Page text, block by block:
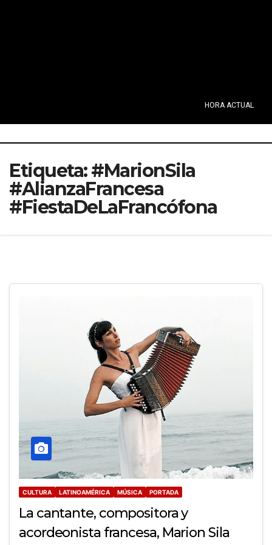
HORA ACTUAL
Etiqueta:#MarionSila
#AlianzaFrancesa
#FiestaDeLaFrancófona
CULTURA LATINOAMÉRICA MÚSICA PORTADA
La cantante, compositora y
acordeonista francesa, Marion Sila